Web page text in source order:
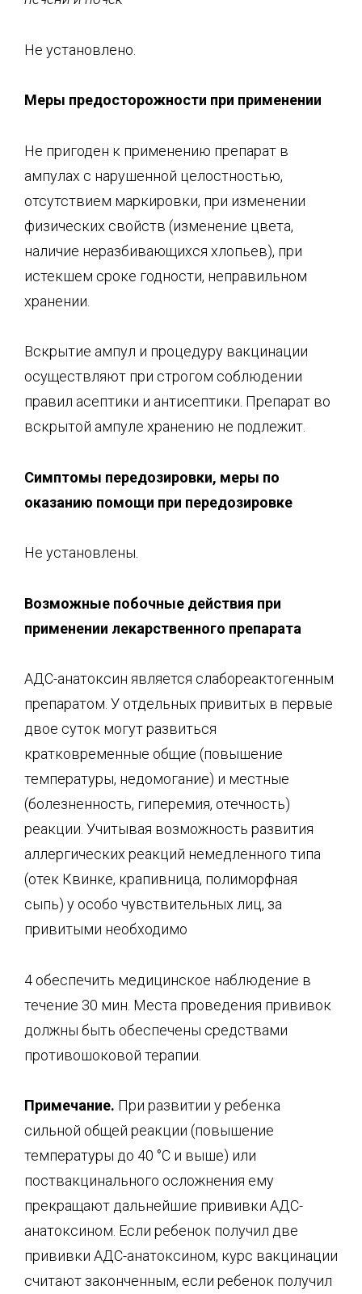
Не установлено.
Меры предосторожности при применении
Не пригоден к применению препарат в
ампулах с нарушенной целостностью,
отсутствием маркировки, при изменении
физических свойств (изменение цвета,
наличие неразбивающихся хлопьев), при
истекшем сроке годности, неправильном
хранении.
Вскрытие ампул и процедуру вакцинации
осуществляют при строгом соблюдении
правил асептики и антисептики. Препарат во
вскрытой ампуле хранению не подлежит.
Симптомы передозировки, меры по
оказанию помощи при передозировке
Не установлены.
Возможные побочные действия при
применении лекарственного препарата
АДС-анатоксин является слабореактогенным
препаратом. У отдельных привитых в первые
двое суток могут развиться
кратковременные общие (повышение
температуры, недомогание) и местные
(болезненность, гиперемия, отечность)
реакции. Учитывая возможность развития
аллергических реакций немедленного типа
(отек Квинке, крапивница, полиморфная
сыпь) у особо чувствительных лиц, за
привитыми необходимо
4 обеспечить медицинское наблюдение в
течение 30 мин. Места проведения прививок
должны быть обеспечены средствами
противошоковой терапии.
Примечание. При развитии у ребенка
сильной общей реакции (повышение
температуры до 40 °C и выше) или
поствакцинального осложнения ему
прекращают дальнейшие прививки АДС-
анатоксином. Если ребенок получил две
прививки АДС-анатоксином, курс вакцинации
считают законченным, если ребенок получил